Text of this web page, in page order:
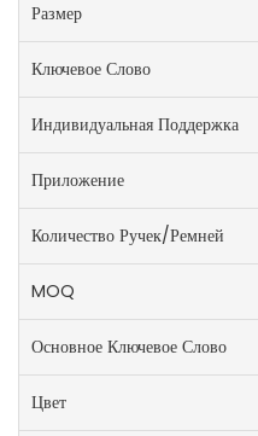
Размер
Ключевое Слово
Индивидуальная Поддержка
Приложение
Количество Ручек/ремней
MOQ
Основное Ключевое Слово
Цвет